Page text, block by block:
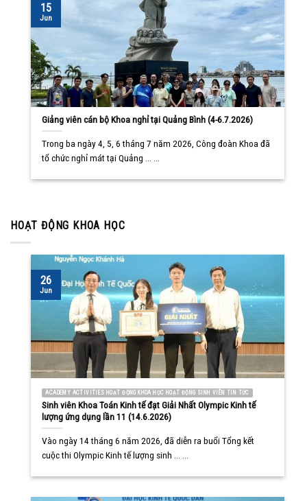
Giảng viên cán bộ Khoa nghỉ tại Quảng Bình (4-6.7.2026)
Trong ba ngày 4, 5, 6 tháng 7 năm 2026, Công đoàn Khoa đã
tổ chức nghỉ mát tại Quảng ... ...
15
Jun
HOẠT ĐỘNG KHOA HỌC
ACADEMY ACTIVITIES HOẠT ĐỘNG KHOA HỌC HOẠT ĐỘNG SINH VIÊN TIN TỨC
Sinh viên Khoa Toán Kinh tế đạt Giải Nhất Olympic Kinh tế
lượng ứng dụng lần 11 (14.6.2026)
Vào ngày 14 tháng 6 năm 2026, đã diễn ra buổi Tổng kết
cuộc thi Olympic Kinh tế lượng sinh ... ...
26
Jun